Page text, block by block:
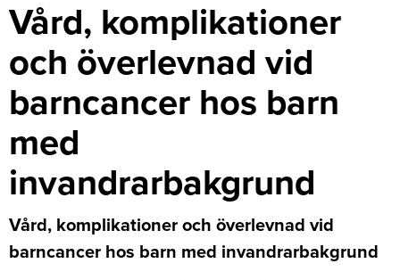
Vård, komplikationer
och överlevnad vid
barncancer hos barn
med
invandrarbakgrund
Vård, komplikationer och överlevnad vid
barncancer hos barn med invandrarbakgrund